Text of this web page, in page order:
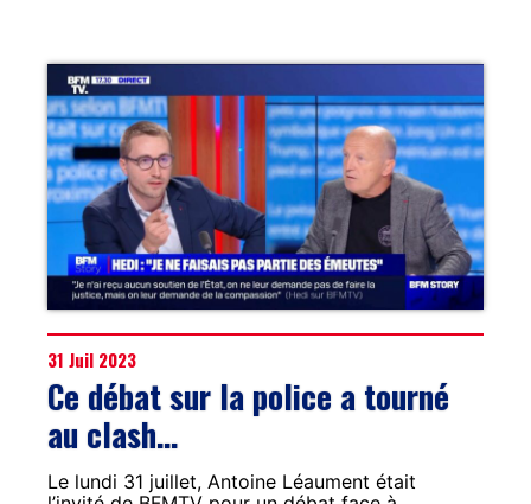
31 Juil 2023
Ce débat sur la police a tourné
au clash…
Le lundi 31 juillet, Antoine Léaument était